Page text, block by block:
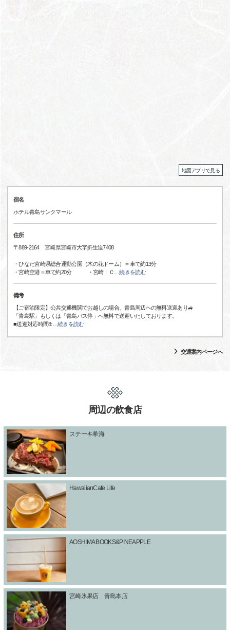
地図アプリで見る
宿名
ホテル青島サンクマール
住所
〒889-2164 宮崎県宮崎市大字折生迫7408
・ひなた宮崎県総合運動公園（木の花ドーム）＝車で約13分
・宮崎空港＝車で約20分 ・宮崎ＩＣ …続きを読む
備考
【ご宿泊限定】公共交通機関でお越しの場合、青島周辺への無料送迎あり🚙
「青島駅」もしくは「青島バス停」へ無料で送迎いたしております。
■送迎対応時間8: …続きを読む
交通案内ページへ
周辺の飲食店
ステーキ希海
HawaiianCafe Life
AOSHIMA BOOKS&PINEAPPLE
宮崎氷果店 青島本店